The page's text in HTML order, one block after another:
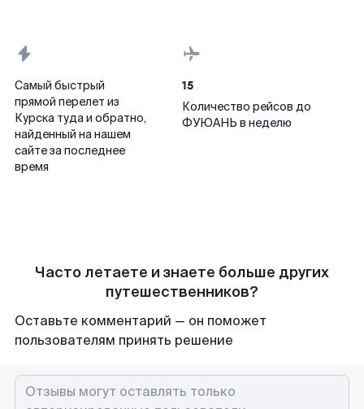
Самый быстрый
прямой перелет из
Курска туда и обратно,
найденный на нашем
сайте за последнее
время
15
Количество рейсов до
ФУЮАНЬ в неделю
Часто летаете и знаете больше других
путешественников?
Оставьте комментарий — он поможет
пользователям принять решение